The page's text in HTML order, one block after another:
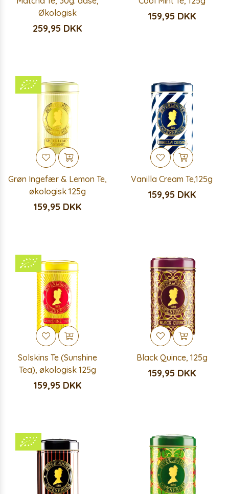
Økologisk
259,95 DKK
159,95 DKK
Grøn Ingefær & Lemon Te,
økologisk 125g
159,95 DKK
Vanilla Cream Te,125g
159,95 DKK
Solskins Te (Sunshine
Tea), økologisk 125g
159,95 DKK
Black Quince, 125g
159,95 DKK